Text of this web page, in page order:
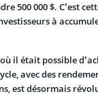
500 000 $. C’est
à
il était possible
avec des
est désormais